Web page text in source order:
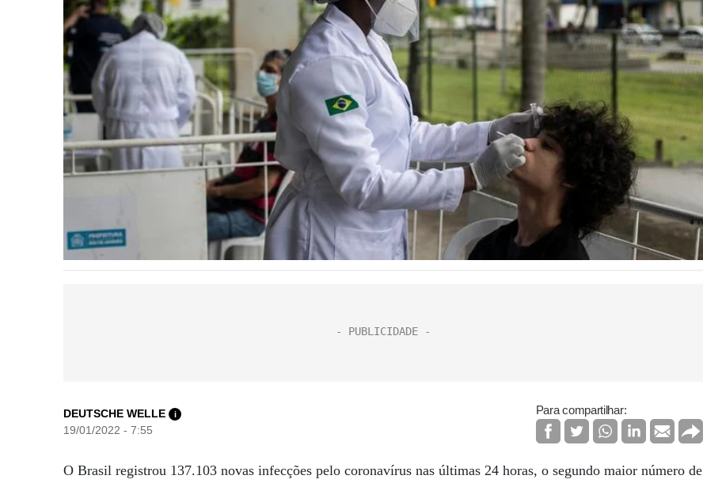
DEUTSCHE WELLE i
19/01/2022 - 7:55
Para compartilhar:
O Brasil registrou 137.103 novas infecções pelo coronavírus nas últimas 24 horas, o segundo maior número de